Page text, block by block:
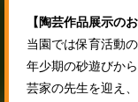
【陶芸作品展示の
当園では保育活動
年少期の砂遊びか
芸家の先生を迎え